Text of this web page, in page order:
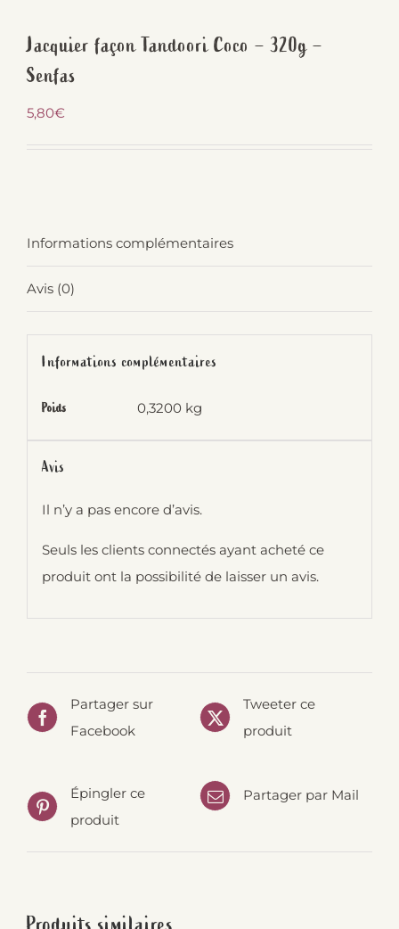
Jacquier façon Tandoori Coco – 320g –
Senfas
5,80€
Informations complémentaires
Avis (0)
Informations complémentaires
Poids 0,3200 kg
Avis
Il n’y a pas encore d’avis.
Seuls les clients connectés ayant acheté ce
produit ont la possibilité de laisser un avis.
Partager sur
Facebook
Tweeter ce
produit
Épingler ce
produit
Partager par Mail